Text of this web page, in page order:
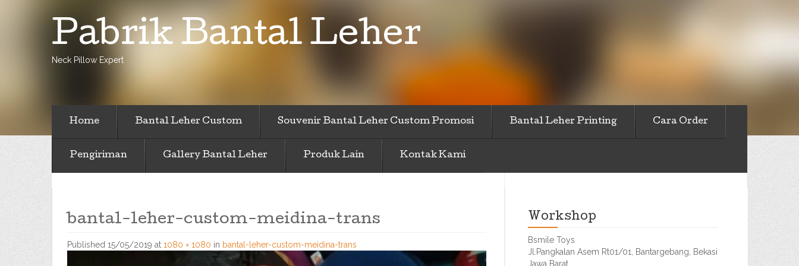
Pabrik Bantal Leher
Neck Pillow Expert
Home Bantal Leher Custom Souvenir Bantal Leher Custom Promosi Bantal Leher Printing Cara Order
Pengiriman Gallery Bantal Leher Produk Lain Kontak Kami
bantal-leher-custom-meidina-trans
Published 15/05/2019 at 1080 × 1080 in bantal-leher-custom-meidina-trans
Workshop
Bsmile Toys
Jl.Pangkalan Asem Rt01/01, Bantargebang, Bekasi
Jawa Barat